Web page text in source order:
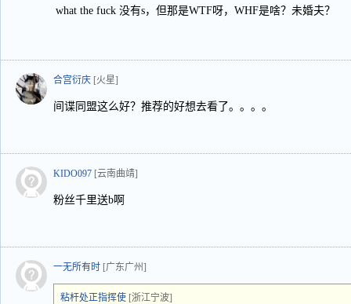
what the fuck 没有s，但那是WTF呀，WHF是啥？未婚夫？
合宫衍庆 [火星]
间谍同盟这么好？推荐的好想去看了。。。。
KIDO097 [云南曲靖]
粉丝千里送b啊
一无所有时 [广东广州]
粘杆处正指挥使 [浙江宁波]